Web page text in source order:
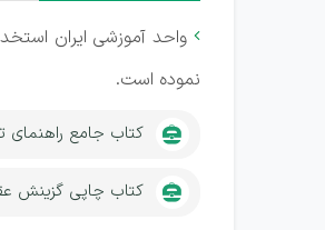
واحد آموزشی ایران
نموده است.
کتاب جامع
کتاب چاپی گزینش